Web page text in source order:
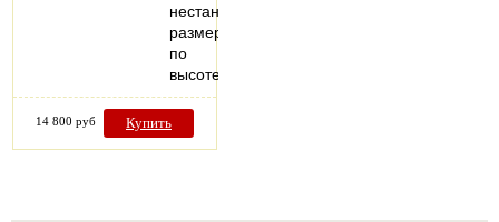
нестандартных
размеров
по
высоте…
14 800 руб Купить